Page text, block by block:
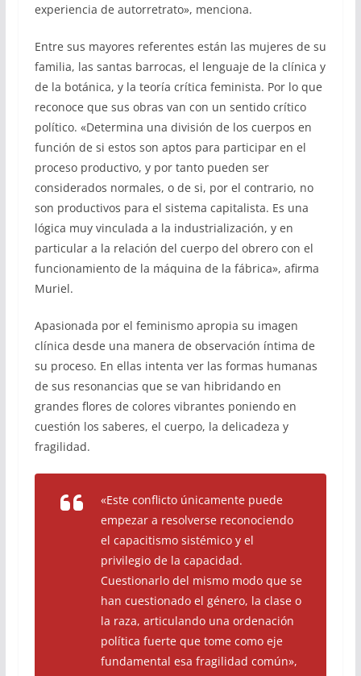
experiencia de autorretrato», menciona.
Entre sus mayores referentes están las mujeres de su
familia, las santas barrocas, el lenguaje de la clínica y
de la botánica, y la teoría crítica feminista. Por lo que
reconoce que sus obras van con un sentido crítico
político. «Determina una división de los cuerpos en
función de si estos son aptos para participar en el
proceso productivo, y por tanto pueden ser
considerados normales, o de si, por el contrario, no
son productivos para el sistema capitalista. Es una
lógica muy vinculada a la industrialización, y en
particular a la relación del cuerpo del obrero con el
funcionamiento de la máquina de la fábrica», afirma
Muriel.
Apasionada por el feminismo apropia su imagen
clínica desde una manera de observación íntima de
su proceso. En ellas intenta ver las formas humanas
de sus resonancias que se van hibridando en
grandes flores de colores vibrantes poniendo en
cuestión los saberes, el cuerpo, la delicadeza y
fragilidad.
«Este conflicto únicamente puede
empezar a resolverse reconociendo
el capacitismo sistémico y el
privilegio de la capacidad.
Cuestionarlo del mismo modo que se
han cuestionado el género, la clase o
la raza, articulando una ordenación
política fuerte que tome como eje
fundamental esa fragilidad común»,